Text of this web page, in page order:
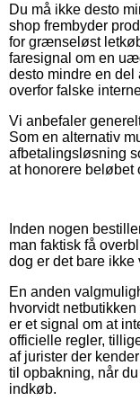
Du må ikke desto
shop frembyder
for grænseløst
faresignal om en
desto mindre en
overfor falske
Vi anbefaler
Som en alternativ
afbetalingsløsning
at honorere beløbet
Inden nogen
man faktisk få
dog er det bare
En anden
hvorvidt
er et signal om at
officielle regler,
af jurister der
til opbakning, når
indkøb.